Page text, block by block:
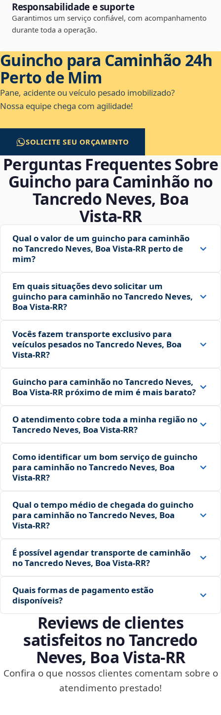
Responsabilidade e suporte
Garantimos um serviço confiável, com acompanhamento
durante toda a operação.
Guincho para Caminhão 24h
Perto de Mim
Pane, acidente ou veículo pesado imobilizado?
Nossa equipe chega com agilidade!
SOLICITE SEU ORÇAMENTO
Perguntas Frequentes Sobre
Guincho para Caminhão no
Tancredo Neves, Boa
Vista‑RR
Qual o valor de um guincho para caminhão
no Tancredo Neves, Boa Vista‑RR perto de
mim?
Em quais situações devo solicitar um
guincho para caminhão no Tancredo Neves,
Boa Vista‑RR?
Vocês fazem transporte exclusivo para
veículos pesados no Tancredo Neves, Boa
Vista‑RR?
Guincho para caminhão no Tancredo Neves,
Boa Vista‑RR próximo de mim é mais barato?
O atendimento cobre toda a minha região no
Tancredo Neves, Boa Vista‑RR?
Como identificar um bom serviço de guincho
para caminhão no Tancredo Neves, Boa
Vista‑RR?
Qual o tempo médio de chegada do guincho
para caminhão no Tancredo Neves, Boa
Vista‑RR?
É possível agendar transporte de caminhão
no Tancredo Neves, Boa Vista‑RR?
Quais formas de pagamento estão
disponíveis?
Reviews de clientes
satisfeitos no Tancredo
Neves, Boa Vista‑RR
Confira o que nossos clientes comentam sobre o
atendimento prestado!